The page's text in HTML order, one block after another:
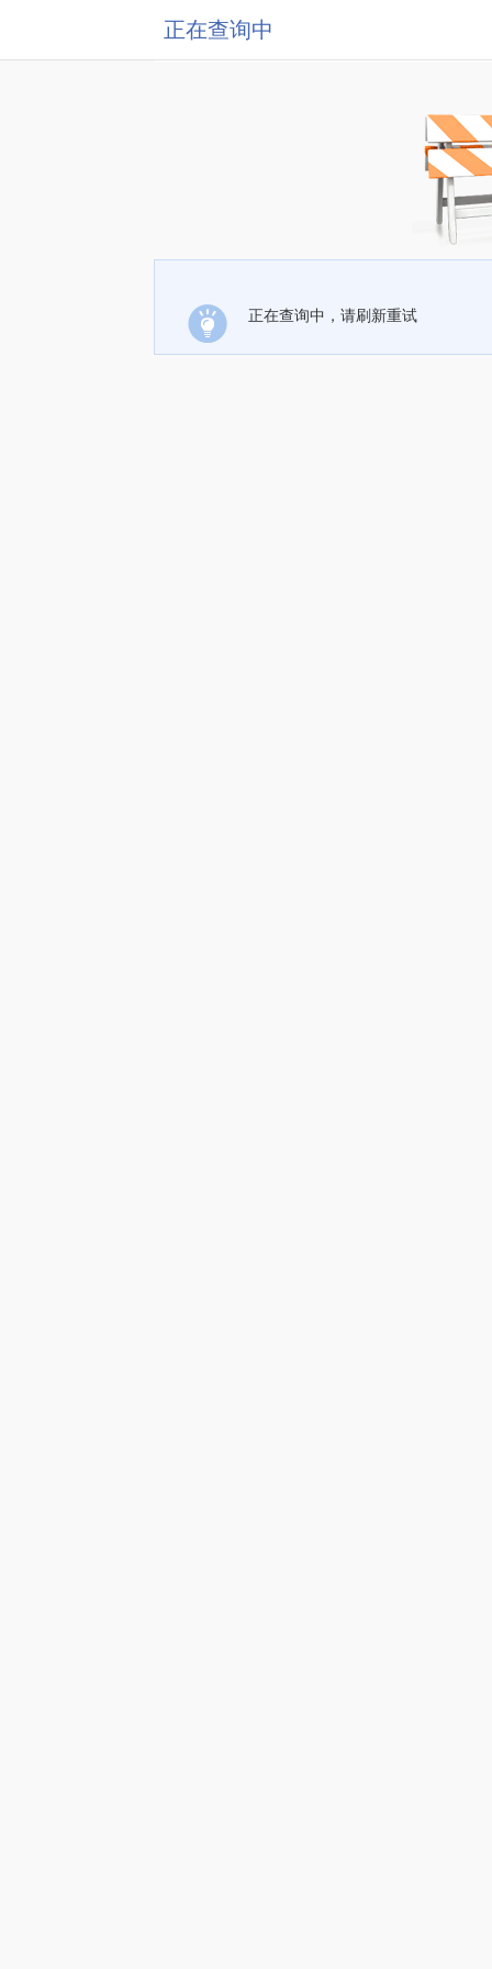
正在查询中
正在查询中，请刷新重试